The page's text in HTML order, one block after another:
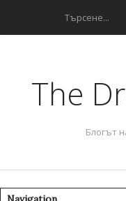
The
Блогът